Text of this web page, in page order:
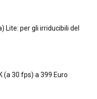
Lite: per gli irriducibili del
(a 30 fps) a 399 Euro